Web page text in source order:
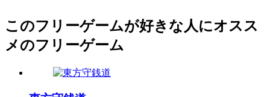
このフリーゲームが好きな人にオスス
メのフリーゲーム